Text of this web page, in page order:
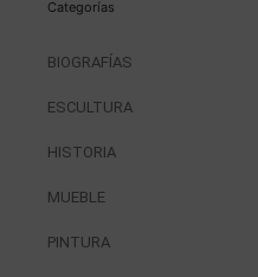
Categorías
BIOGRAFÍAS
ESCULTURA
HISTORIA
MUEBLE
PINTURA